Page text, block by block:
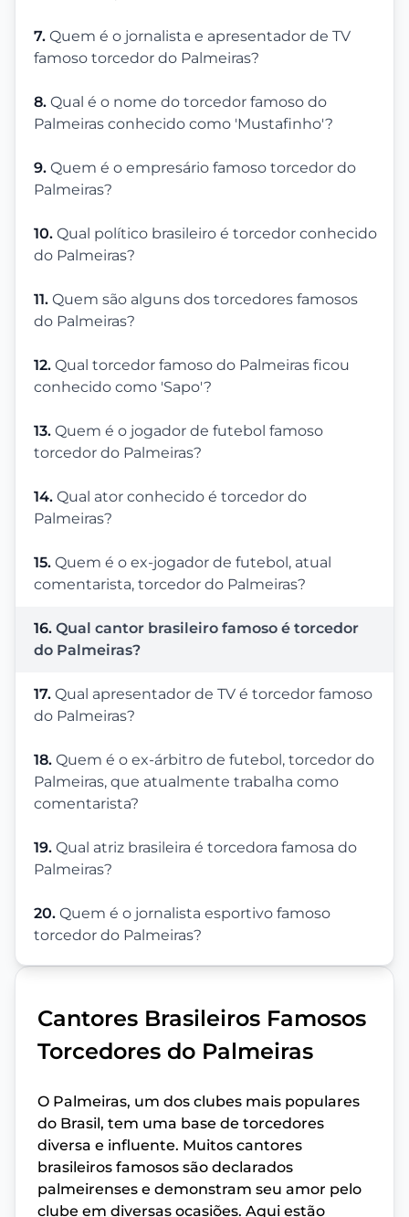
7. Quem é o jornalista e apresentador de TV
famoso torcedor do Palmeiras?
8. Qual é o nome do torcedor famoso do
Palmeiras conhecido como 'Mustafinho'?
9. Quem é o empresário famoso torcedor do
Palmeiras?
10. Qual político brasileiro é torcedor conhecido
do Palmeiras?
11. Quem são alguns dos torcedores famosos
do Palmeiras?
12. Qual torcedor famoso do Palmeiras ficou
conhecido como 'Sapo'?
13. Quem é o jogador de futebol famoso
torcedor do Palmeiras?
14. Qual ator conhecido é torcedor do
Palmeiras?
15. Quem é o ex-jogador de futebol, atual
comentarista, torcedor do Palmeiras?
16. Qual cantor brasileiro famoso é torcedor
do Palmeiras?
17. Qual apresentador de TV é torcedor famoso
do Palmeiras?
18. Quem é o ex-árbitro de futebol, torcedor do
Palmeiras, que atualmente trabalha como
comentarista?
19. Qual atriz brasileira é torcedora famosa do
Palmeiras?
20. Quem é o jornalista esportivo famoso
torcedor do Palmeiras?
Cantores Brasileiros Famosos
Torcedores do Palmeiras
O Palmeiras, um dos clubes mais populares
do Brasil, tem uma base de torcedores
diversa e influente. Muitos cantores
brasileiros famosos são declarados
palmeirenses e demonstram seu amor pelo
clube em diversas ocasiões. Aqui estão